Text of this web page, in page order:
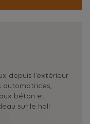
depuis l’extérieur
automotrices,
béton et
sur le hall